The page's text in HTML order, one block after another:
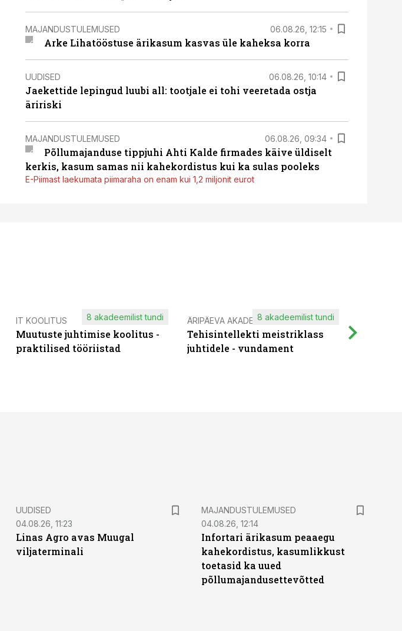
MAJANDUSTULEMUSED 06.08.26, 12:15
Arke Lihatööstuse ärikasum kasvas üle kaheksa korra
UUDISED 06.08.26, 10:14
Jaekettide lepingud luubi all: tootjale ei tohi veeretada ostja
äririski
MAJANDUSTULEMUSED 06.08.26, 09:34
Põllumajanduse tippjuhi Ahti Kalde firmades käive üldiselt
kerkis, kasum samas nii kahekordistus kui ka sulas pooleks
E-Piimast laekumata piimaraha on enam kui 1,2 miljonit eurot
IT KOOLITUS
Muutuste juhtimise koolitus -
praktilised tööriistad
8 akadeemilist tundi ÄRIPÄEVA AKADEEMIA
Tehisintellekti meistriklass
juhtidele - vundament
8 akadeemilist tundi
UUDISED
04.08.26, 11:23
Linas Agro avas Muugal
viljaterminali
MAJANDUSTULEMUSED
04.08.26, 12:14
Infortari ärikasum peaaegu
kahekordistus, kasumlikkust
toetasid ka uued
põllumajandusettevõtted